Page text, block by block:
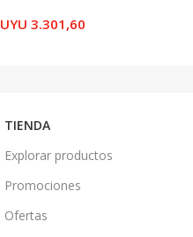
UYU 3.301,60
TIENDA
Explorar productos
Promociones
Ofertas